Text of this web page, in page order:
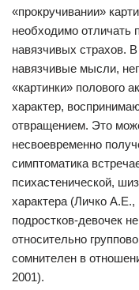
«прокручивании»
необходимо отличать
навязчивых страхов.
навязчивые мысли,
«картинки» полового
характер,
отвращением. Это
несвоевременно
симптоматика
психастенической,
характера (Личко
подростков-девочек
относительно
сомнителен в
2001).